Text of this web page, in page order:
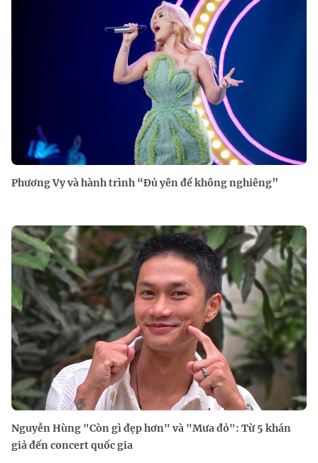
Phương Vy và hành trình “Đủ yên để không nghiêng”
Nguyễn Hùng "Còn gì đẹp hơn" và "Mưa đỏ": Từ 5 khán
giả đến concert quốc gia